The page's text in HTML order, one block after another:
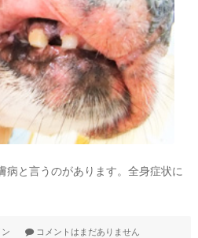
病と言うのがあります。全身症状に
コメントはまだありません